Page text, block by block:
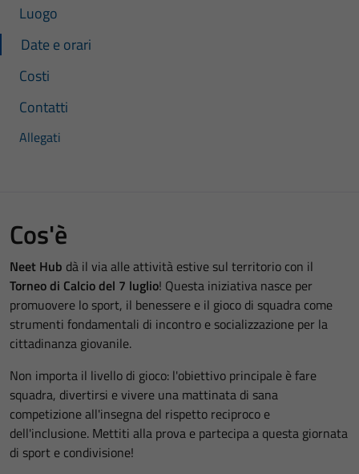
Luogo
Date e orari
Costi
Contatti
Allegati
Cos'è
Neet Hub dà il via alle attività estive sul territorio con il
Torneo di Calcio del 7 luglio! Questa iniziativa nasce per
promuovere lo sport, il benessere e il gioco di squadra come
strumenti fondamentali di incontro e socializzazione per la
cittadinanza giovanile.
Non importa il livello di gioco: l'obiettivo principale è fare
squadra, divertirsi e vivere una mattinata di sana
competizione all'insegna del rispetto reciproco e
dell'inclusione. Mettiti alla prova e partecipa a questa giornata
di sport e condivisione!